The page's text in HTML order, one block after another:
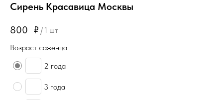
Сирень Красавица Москвы
800 ₽ / 1 шт
Возраст саженца
2 года
3 года